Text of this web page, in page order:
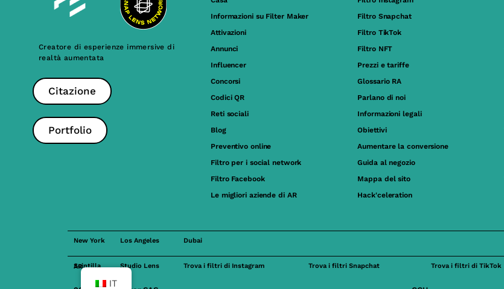
Creatore di esperienze immersive di
realtà aumentata
Citazione
Portfolio
Informazioni su Filter Maker
Attivazioni
Annunci
Influencer
Concorsi
Codici QR
Reti sociali
Blog
Preventivo online
Filtro per i social network
Filtro Facebook
Le migliori aziende di AR
Filtro Snapchat
Filtro TikTok
Filtro NFT
Prezzi e tariffe
Glossario RA
Parlano di noi
Informazioni legali
Obiettivi
Aumentare la conversione
Guida al negozio
Mappa del sito
Hack'celeration
New York Los Angeles Dubai
Scintilla AR Studio Lens Trova i filtri di Instagram Trova i filtri Snapchat Trova i filtri di TikTok
IT